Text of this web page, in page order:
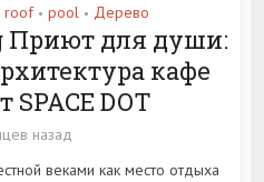
roof • pool • Дерево
Приют для души:
кафе
SPACE DOT
назад
веками как место отдыха